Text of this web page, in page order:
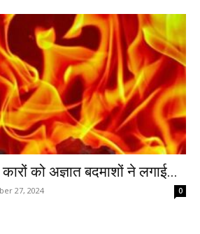
को अज्ञात बदमाशों ने लगाई...
27, 2024 0